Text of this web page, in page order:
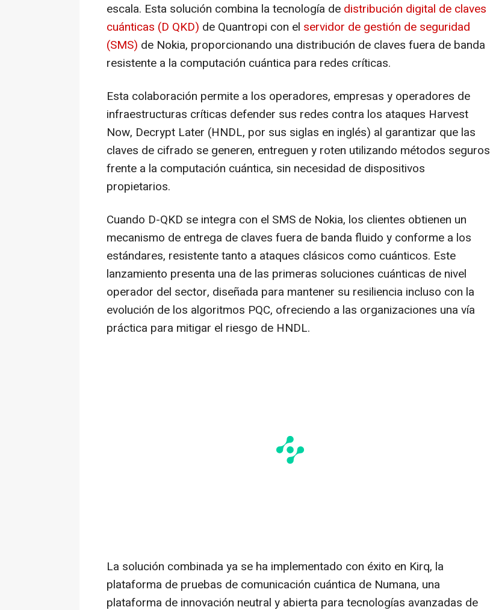
escala. Esta solución combina la tecnología de distribución digital de claves
cuánticas (D QKD) de Quantropi con el servidor de gestión de seguridad
(SMS) de Nokia, proporcionando una distribución de claves fuera de banda
resistente a la computación cuántica para redes críticas.
Esta colaboración permite a los operadores, empresas y operadores de
infraestructuras críticas defender sus redes contra los ataques Harvest
Now, Decrypt Later (HNDL, por sus siglas en inglés) al garantizar que las
claves de cifrado se generen, entreguen y roten utilizando métodos seguros
frente a la computación cuántica, sin necesidad de dispositivos
propietarios.
Cuando D-QKD se integra con el SMS de Nokia, los clientes obtienen un
mecanismo de entrega de claves fuera de banda fluido y conforme a los
estándares, resistente tanto a ataques clásicos como cuánticos. Este
lanzamiento presenta una de las primeras soluciones cuánticas de nivel
operador del sector, diseñada para mantener su resiliencia incluso con la
evolución de los algoritmos PQC, ofreciendo a las organizaciones una vía
práctica para mitigar el riesgo de HNDL.
La solución combinada ya se ha implementado con éxito en Kirq, la
plataforma de pruebas de comunicación cuántica de Numana, una
plataforma de innovación neutral y abierta para tecnologías avanzadas de